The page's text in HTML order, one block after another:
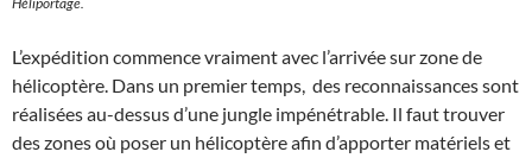
L’expédition commence vraiment avec l’arrivée sur zone de
hélicoptère. Dans un premier temps, des reconnaissances sont
réalisées au-dessus d’une jungle impénétrable. Il faut trouver
des zones où poser un hélicoptère afin d’apporter matériels et